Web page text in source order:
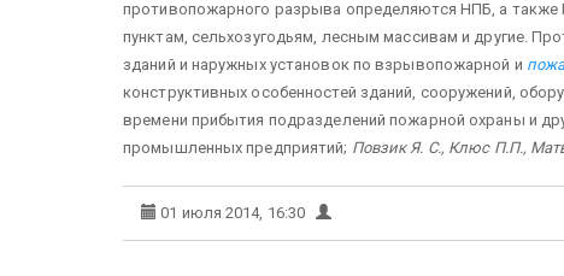
противопожарного разрыва определяются НПБ, а
пунктам, сельхозугодьям, лесным массивам и другие.
зданий и наружных установок по взрывопожарной и
конструктивных особенностей зданий, сооружений,
времени прибытия подразделений пожарной охраны и
промышленных предприятий; Повзик Я. С., Клюс П.П.,
01 июля 2014, 16:30